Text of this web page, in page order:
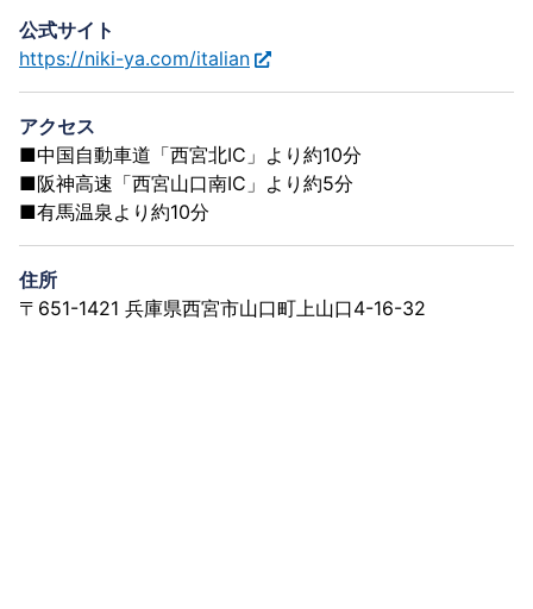
公式サイト
https://niki-ya.com/italian
アクセス
■中国自動車道「西宮北IC」より約10分
■阪神高速「西宮山口南IC」より約5分
■有馬温泉より約10分
住所
〒651-1421 兵庫県西宮市山口町上山口4-16-32